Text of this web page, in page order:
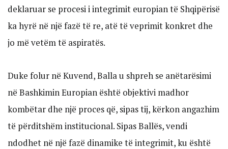
deklaruar se procesi i integrimit europian të Shqipërisë
ka hyrë në një fazë të re, atë të veprimit konkret dhe
jo më vetëm të aspiratës.
Duke folur në Kuvend, Balla u shpreh se anëtarësimi
në Bashkimin Europian është objektivi madhor
kombëtar dhe një proces që, sipas tij, kërkon angazhim
të përditshëm institucional. Sipas Ballës, vendi
ndodhet në një fazë dinamike të integrimit, ku është